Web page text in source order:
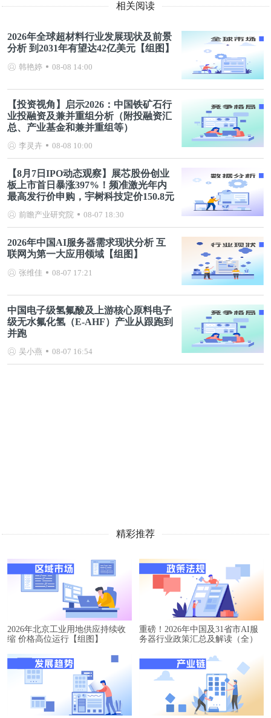
相关阅读
2026年全球超材料行业发展现状及前景
分析 到2031年有望达42亿美元【组图】
韩艳婷 08-08 14:00
【投资视角】启示2026：中国铁矿石行
业投融资及兼并重组分析（附投融资汇
总、产业基金和兼并重组等）
李灵卉 08-08 10:00
【8月7日IPO动态观察】展芯股份创业
板上市首日暴涨397%！频准激光年内
最高发行价申购，宇树科技定价150.8元
前瞻产业研究院 08-07 18:30
2026年中国AI服务器需求现状分析 互
联网为第一大应用领域【组图】
张维佳 08-07 17:21
中国电子级氢氟酸及上游核心原料电子
级无水氟化氢（E-AHF）产业从跟跑到
并跑
吴小燕 08-07 16:54
精彩推荐
2026年北京工业用地供应持续收
缩 价格高位运行【组图】
重磅！2026年中国及31省市AI服
务器行业政策汇总及解读（全）